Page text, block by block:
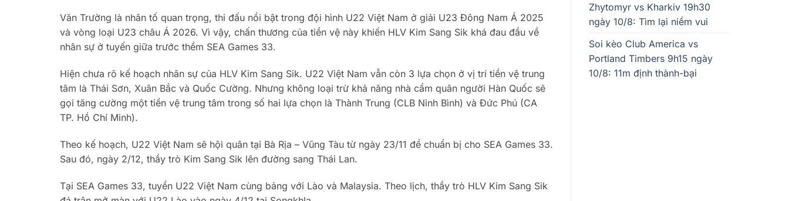
Văn Trường là nhân tố quan trọng, thi đấu nổi bật trong đội hình U22 Việt Nam ở giải U23 Đông Nam Á 2025
và vòng loại U23 châu Á 2026. Vì vậy, chấn thương của tiền vệ này khiến HLV Kim Sang Sik khá đau đầu về
nhân sự ở tuyến giữa trước thềm SEA Games 33.
Hiện chưa rõ kế hoạch nhân sự của HLV Kim Sang Sik. U22 Việt Nam vẫn còn 3 lựa chọn ở vị trí tiền vệ trung
tâm là Thái Sơn, Xuân Bắc và Quốc Cường. Nhưng không loại trừ khả năng nhà cầm quân người Hàn Quốc sẽ
gọi tăng cường một tiền vệ trung tâm trong số hai lựa chọn là Thành Trung (CLB Ninh Bình) và Đức Phú (CA
TP. Hồ Chí Minh).
Theo kế hoạch, U22 Việt Nam sẽ hội quân tại Bà Rịa – Vũng Tàu từ ngày 23/11 để chuẩn bị cho SEA Games 33.
Sau đó, ngày 2/12, thầy trò Kim Sang Sik lên đường sang Thái Lan.
Tại SEA Games 33, tuyển U22 Việt Nam cùng bảng với Lào và Malaysia. Theo lịch, thầy trò HLV Kim Sang Sik
Zhytomyr vs Kharkiv 19h30
ngày 10/8: Tìm lại niềm vui
Soi kèo Club America vs
Portland Timbers 9h15 ngày
10/8: 11m định thành-bại